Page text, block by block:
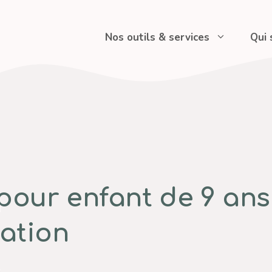
Nos outils & services Qui
enfant de 9